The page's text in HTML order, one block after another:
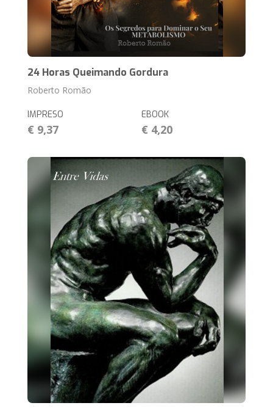
24 Horas Queimando Gordura
Roberto Romão
IMPRESO
€ 9,37
EBOOK
€ 4,20